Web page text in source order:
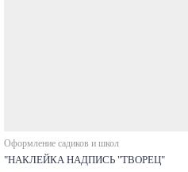
Оформление садиков и школ
"НАКЛЕЙКА НАДПИСЬ "ТВОРЕЦ"